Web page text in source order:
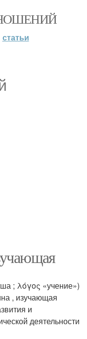
статьи
; λόγος «учение»)
, изучающая
и
деятельности